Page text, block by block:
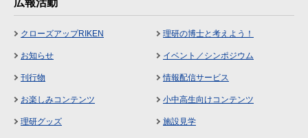
広報活動
クローズアップRIKEN 理研の博士と考えよう！
お知らせ イベント／シンポジウム
刊行物 情報配信サービス
お楽しみコンテンツ 小中高生向けコンテンツ
理研グッズ 施設見学